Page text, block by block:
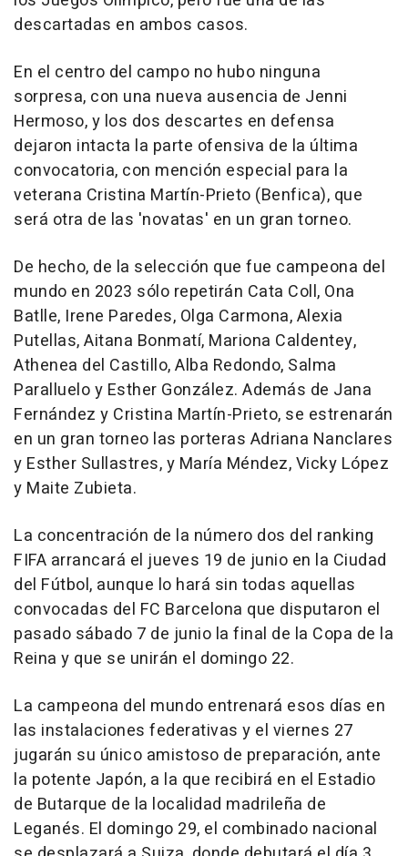
descartadas en ambos casos.
En el centro del campo no hubo ninguna
sorpresa, con una nueva ausencia de Jenni
Hermoso, y los dos descartes en defensa
dejaron intacta la parte ofensiva de la última
convocatoria, con mención especial para la
veterana Cristina Martín-Prieto (Benfica), que
será otra de las 'novatas' en un gran torneo.
De hecho, de la selección que fue campeona del
mundo en 2023 sólo repetirán Cata Coll, Ona
Batlle, Irene Paredes, Olga Carmona, Alexia
Putellas, Aitana Bonmatí, Mariona Caldentey,
Athenea del Castillo, Alba Redondo, Salma
Paralluelo y Esther González. Además de Jana
Fernández y Cristina Martín-Prieto, se estrenarán
en un gran torneo las porteras Adriana Nanclares
y Esther Sullastres, y María Méndez, Vicky López
y Maite Zubieta.
La concentración de la número dos del ranking
FIFA arrancará el jueves 19 de junio en la Ciudad
del Fútbol, aunque lo hará sin todas aquellas
convocadas del FC Barcelona que disputaron el
pasado sábado 7 de junio la final de la Copa de la
Reina y que se unirán el domingo 22.
La campeona del mundo entrenará esos días en
las instalaciones federativas y el viernes 27
jugarán su único amistoso de preparación, ante
la potente Japón, a la que recibirá en el Estadio
de Butarque de la localidad madrileña de
Leganés. El domingo 29, el combinado nacional